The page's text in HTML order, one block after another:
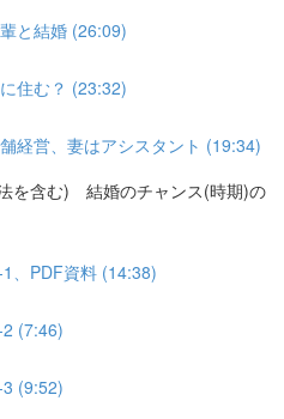
と結婚 (26:09)
住む？ (23:32)
経営、妻はアシスタント (19:34)
を含む) 結婚のチャンス(時期)の
、PDF資料 (14:38)
(7:46)
(9:52)